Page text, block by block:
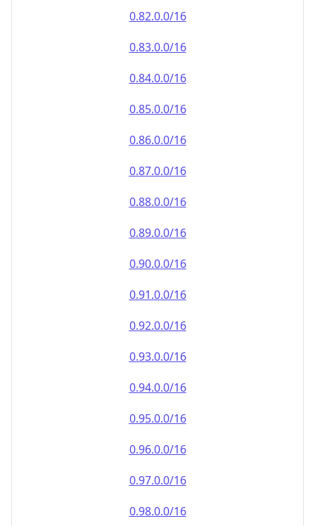
0.82.0.0/16
0.83.0.0/16
0.84.0.0/16
0.85.0.0/16
0.86.0.0/16
0.87.0.0/16
0.88.0.0/16
0.89.0.0/16
0.90.0.0/16
0.91.0.0/16
0.92.0.0/16
0.93.0.0/16
0.94.0.0/16
0.95.0.0/16
0.96.0.0/16
0.97.0.0/16
0.98.0.0/16